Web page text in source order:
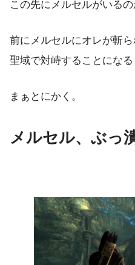
この先にメルセルがいるの
前にメルセルにオレが斬
聖域で対峙することになる
まぁとにかく。
メルセル、ぶっ